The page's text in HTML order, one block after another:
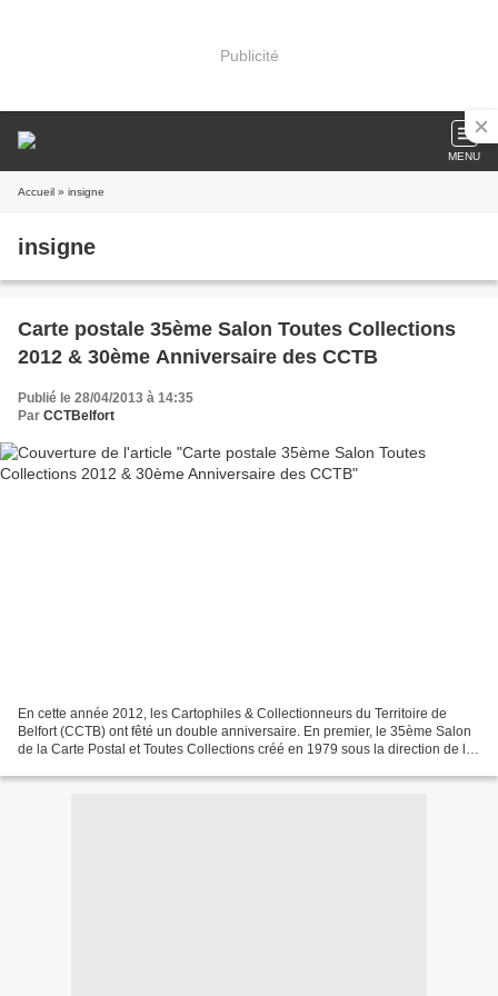
Publicité
MENU
Accueil » insigne
insigne
Carte postale 35ème Salon Toutes Collections
2012 & 30ème Anniversaire des CCTB
Publié le 28/04/2013 à 14:35
Par CCTBelfort
En cette année 2012, les Cartophiles & Collectionneurs du Territoire de
Belfort (CCTB) ont fêté un double anniversaire. En premier, le 35ème Salon
de la Carte Postal et Toutes Collections créé en 1979 sous la direction de la